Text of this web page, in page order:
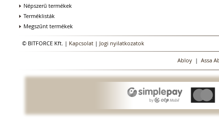
Népszerű termékek
Terméklisták
Megszűnt termékek
© BITFORCE Kft. | Kapcsolat | Jogi nyilatkozatok
Abloy| Assa